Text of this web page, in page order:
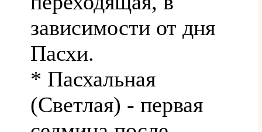
зависимости от дня
Пасхи.
* Пасхальная
(Светлая) - первая